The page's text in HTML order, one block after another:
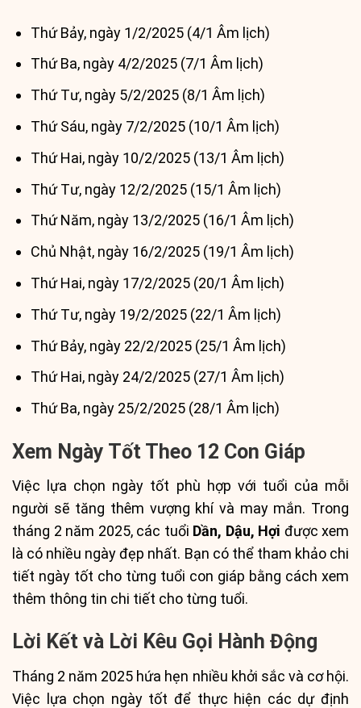
Thứ Bảy, ngày 1/2/2025 (4/1 Âm lịch)
Thứ Ba, ngày 4/2/2025 (7/1 Âm lịch)
Thứ Tư, ngày 5/2/2025 (8/1 Âm lịch)
Thứ Sáu, ngày 7/2/2025 (10/1 Âm lịch)
Thứ Hai, ngày 10/2/2025 (13/1 Âm lịch)
Thứ Tư, ngày 12/2/2025 (15/1 Âm lịch)
Thứ Năm, ngày 13/2/2025 (16/1 Âm lịch)
Chủ Nhật, ngày 16/2/2025 (19/1 Âm lịch)
Thứ Hai, ngày 17/2/2025 (20/1 Âm lịch)
Thứ Tư, ngày 19/2/2025 (22/1 Âm lịch)
Thứ Bảy, ngày 22/2/2025 (25/1 Âm lịch)
Thứ Hai, ngày 24/2/2025 (27/1 Âm lịch)
Thứ Ba, ngày 25/2/2025 (28/1 Âm lịch)
Xem Ngày Tốt Theo 12 Con Giáp
Việc lựa chọn ngày tốt phù hợp với tuổi của mỗi
người sẽ tăng thêm vượng khí và may mắn. Trong
tháng 2 năm 2025, các tuổi Dần, Dậu, Hợi được xem
là có nhiều ngày đẹp nhất. Bạn có thể tham khảo chi
tiết ngày tốt cho từng tuổi con giáp bằng cách xem
thêm thông tin chi tiết cho từng tuổi.
Lời Kết và Lời Kêu Gọi Hành Động
Tháng 2 năm 2025 hứa hẹn nhiều khởi sắc và cơ hội.
Việc lựa chọn ngày tốt để thực hiện các dự định